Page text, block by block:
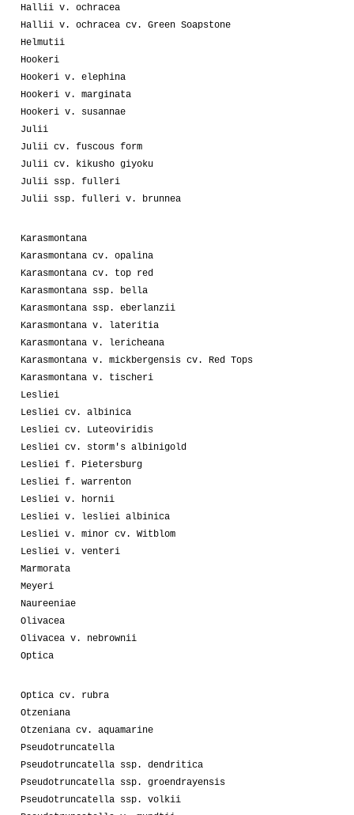
Hallii v. ochracea
Hallii v. ochracea cv. Green Soapstone
Helmutii
Hookeri
Hookeri v. elephina
Hookeri v. marginata
Hookeri v. susannae
Julii
Julii cv. fuscous form
Julii cv. kikusho giyoku
Julii ssp. fulleri
Julii ssp. fulleri v. brunnea
Karasmontana
Karasmontana cv. opalina
Karasmontana cv. top red
Karasmontana ssp. bella
Karasmontana ssp. eberlanzii
Karasmontana v. lateritia
Karasmontana v. lericheana
Karasmontana v. mickbergensis cv. Red Tops
Karasmontana v. tischeri
Lesliei
Lesliei cv. albinica
Lesliei cv. Luteoviridis
Lesliei cv. storm's albinigold
Lesliei f. Pietersburg
Lesliei f. warrenton
Lesliei v. hornii
Lesliei v. lesliei albinica
Lesliei v. minor cv. Witblom
Lesliei v. venteri
Marmorata
Meyeri
Naureeniae
Olivacea
Olivacea v. nebrownii
Optica
Optica cv. rubra
Otzeniana
Otzeniana cv. aquamarine
Pseudotruncatella
Pseudotruncatella ssp. dendritica
Pseudotruncatella ssp. groendrayensis
Pseudotruncatella ssp. volkii